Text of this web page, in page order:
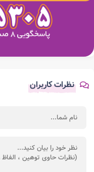
نظرات کاربران